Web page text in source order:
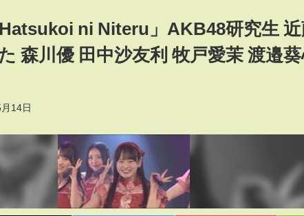
Hatsukoi ni Niteru」AKB48研究生
森川優 田中沙友利 牧戸愛茉 渡邉
14日